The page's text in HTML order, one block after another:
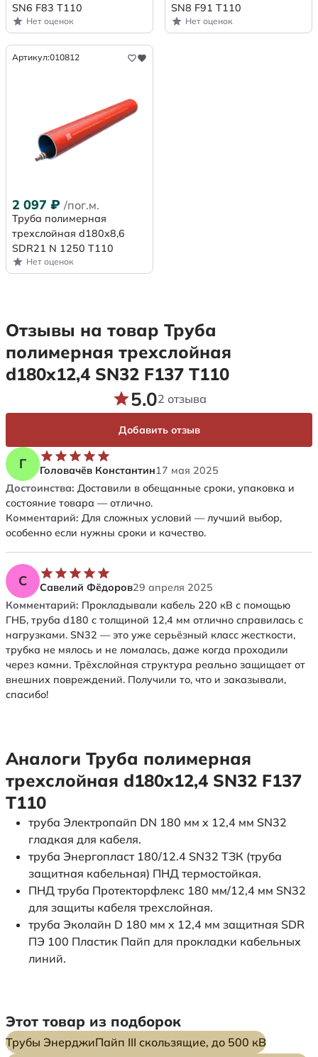
SN6 F83 Т110
Нет оценок
SN8 F91 Т110
Нет оценок
Артикул:010812
2 097 ₽ /пог.м.
Труба полимерная
трехслойная d180x8,6
SDR21 N 1250 Т110
Нет оценок
Отзывы на товар Труба
полимерная трехслойная
d180х12,4 SN32 F137 Т110
Г Головачёв Константин17 мая 2025
Достоинства: Доставили в обещанные сроки, упаковка и
состояние товара — отлично.
Комментарий: Для сложных условий — лучший выбор,
особенно если нужны сроки и качество.
С Савелий Фёдоров29 апреля 2025
Комментарий: Прокладывали кабель 220 кВ с помощью
ГНБ, труба d180 с толщиной 12,4 мм отлично справилась с
нагрузками. SN32 — это уже серьёзный класс жесткости,
трубка не мялось и не ломалась, даже когда проходили
через камни. Трёхслойная структура реально защищает от
внешних повреждений. Получили то, что и заказывали,
спасибо!
5.02 отзыва
Добавить отзыв
Аналоги Труба полимерная
трехслойная d180х12,4 SN32 F137
Т110
труба Электропайп DN 180 мм x 12,4 мм SN32
гладкая для кабеля.
труба Энергопласт 180/12.4 SN32 ТЗК (труба
защитная кабельная) ПНД термостойкая.
ПНД труба Протекторфлекс 180 мм/12,4 мм SN32
для защиты кабеля трехслойная.
труба Эколайн D 180 мм x 12,4 мм защитная SDR
ПЭ 100 Пластик Пайп для прокладки кабельных
линий.
Этот товар из подборок
Трубы ЭнерджиПайп III скользящие, до 500 кВ